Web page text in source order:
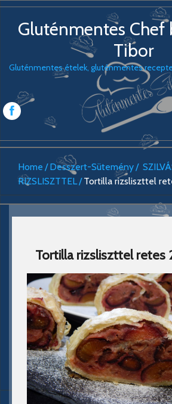
Gluténmentes
Tibor
Gluténmentes ételek, gluténmentes
Home Desszert-Sütemény
RIZSLISZTTEL
Tortilla rizsliszttel
Tortilla rizsliszttel retes